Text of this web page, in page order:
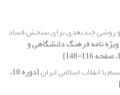
و روشی چندبعدی برای سنجش فساد
4(اولین ویژه نامه فرهنگ دانشگاهی و
با انقلاب اسلامی ایران
[دوره 10،